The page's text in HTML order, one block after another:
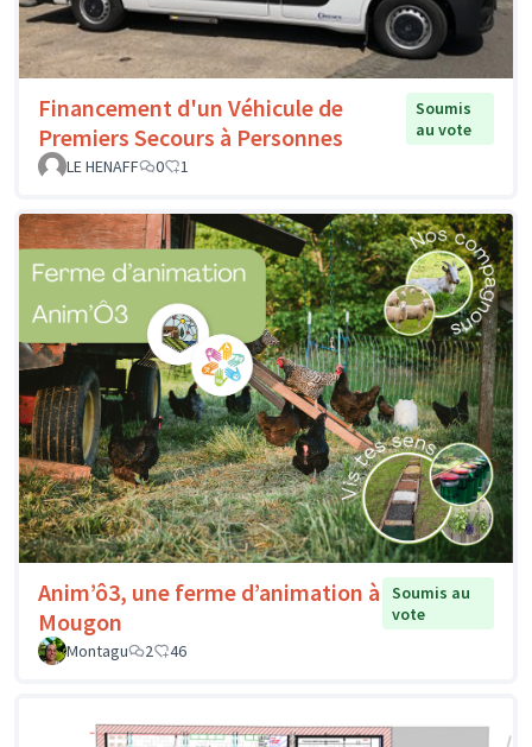
Financement d'un Véhicule de
Premiers Secours à Personnes
Soumis
au vote
LE HENAFF
0 1
Anim’ô3, une ferme d’animation à
Mougon
Soumis au
vote
Montagu
2 46